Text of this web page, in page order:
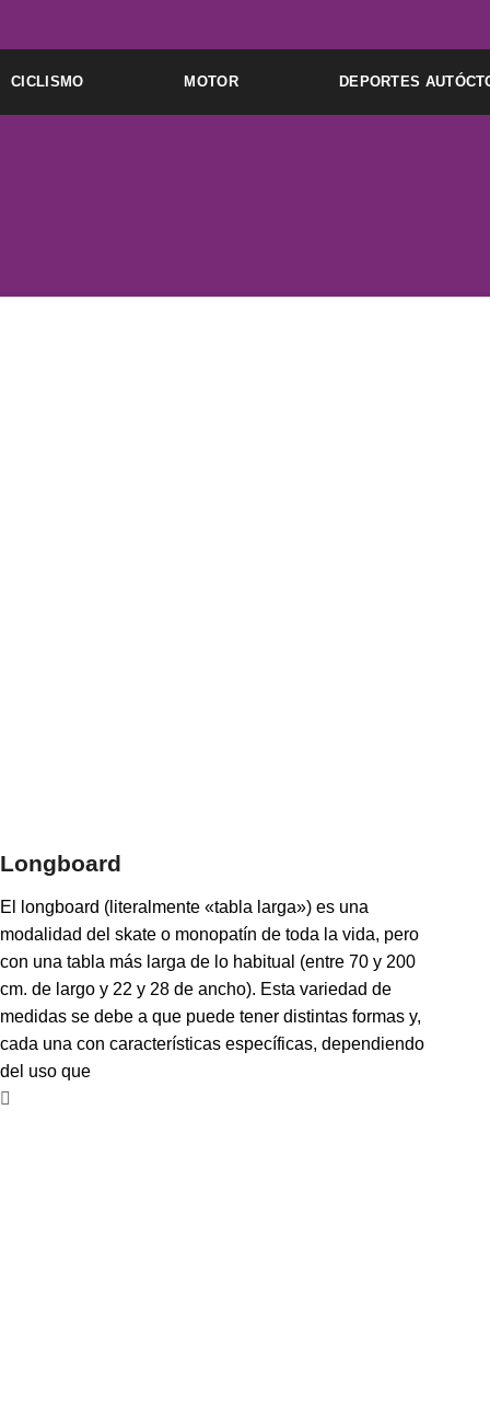
CICLISMO MOTOR DEPORTES
Longboard
El longboard (literalmente «tabla larga») es una
modalidad del skate o monopatín de toda la vida, pero
con una tabla más larga de lo habitual (entre 70 y 200
cm. de largo y 22 y 28 de ancho). Esta variedad de
medidas se debe a que puede tener distintas formas y,
cada una con características específicas, dependiendo
del uso que